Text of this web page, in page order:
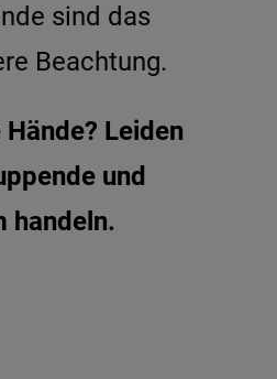
sind das
Beachtung.
Leiden
und
handeln.